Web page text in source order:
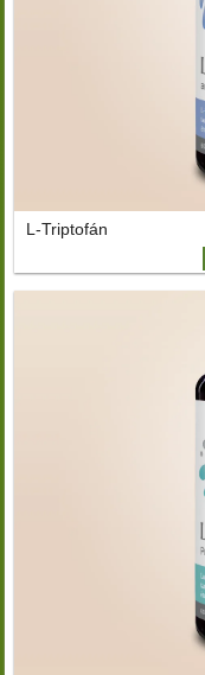
L-Triptofán